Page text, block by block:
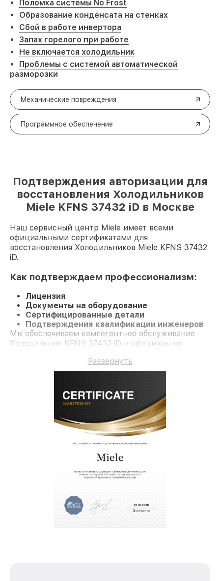
Поломка системы No Frost
Образование конденсата на стенках
Сбой в работе инвертора
Запах горелого при работе
Не включается холодильник
Проблемы с системой автоматической
разморозки
Механические повреждения
Программное обеспечение
Подтверждения авторизации для
восстановления Холодильников
Miele KFNS 37432 iD в Москве
Наш сервисный центр Miele имеет всеми
официальными сертификатами для
восстановления Холодильников Miele KFNS 37432
iD.
Как подтверждаем профессионализм:
Лицензия
Документы на оборудование
Сертифицированные детали
Подтверждения квалификации инженеров
Мы обеспечиваем компетентное обслуживание
Холодильник KFNS 37432 iD и официальное
Развернуть